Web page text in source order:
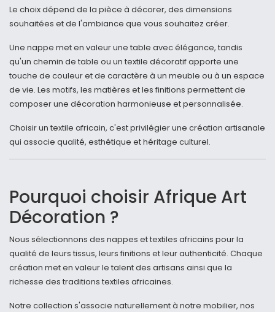
Le choix dépend de la pièce à décorer, des dimensions
souhaitées et de l'ambiance que vous souhaitez créer.
Une nappe met en valeur une table avec élégance, tandis
qu'un chemin de table ou un textile décoratif apporte une
touche de couleur et de caractère à un meuble ou à un espace
de vie. Les motifs, les matières et les finitions permettent de
composer une décoration harmonieuse et personnalisée.
Choisir un textile africain, c'est privilégier une création artisanale
qui associe qualité, esthétique et héritage culturel.
Pourquoi choisir Afrique Art
Décoration ?
Nous sélectionnons des nappes et textiles africains pour la
qualité de leurs tissus, leurs finitions et leur authenticité. Chaque
création met en valeur le talent des artisans ainsi que la
richesse des traditions textiles africaines.
Notre collection s'associe naturellement à notre mobilier, nos